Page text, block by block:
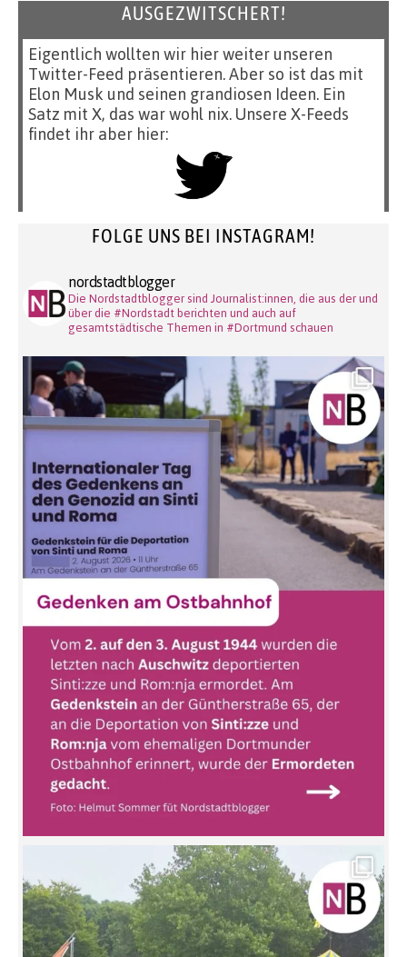
AUSGEZWITSCHERT!
Eigentlich wollten wir hier weiter unseren
Twitter-Feed präsentieren. Aber so ist das mit
Elon Musk und seinen grandiosen Ideen. Ein
Satz mit X, das war wohl nix. Unsere X-Feeds
findet ihr aber hier:
FOLGE UNS BEI INSTAGRAM!
nordstadtblogger
Die Nordstadtblogger sind Journalist:innen, die aus der und
über die #Nordstadt berichten und auch auf
gesamtstädtische Themen in #Dortmund schauen